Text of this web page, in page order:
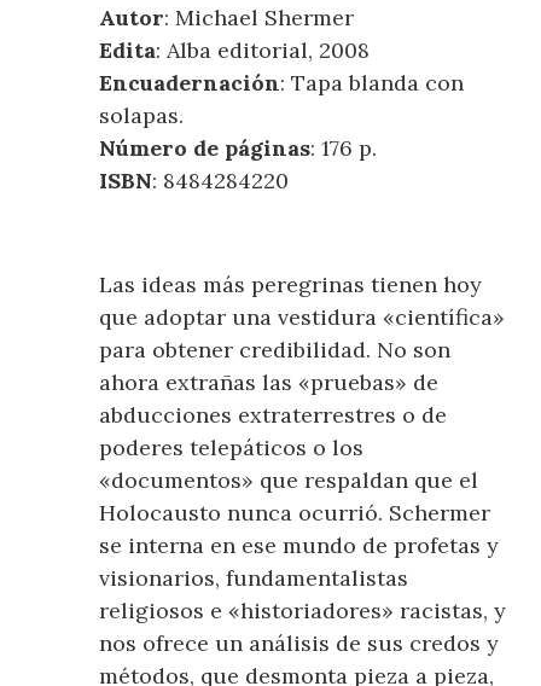
Autor: Michael Shermer
Edita: Alba editorial, 2008
Encuadernación: Tapa blanda con
solapas.
Número de páginas: 176 p.
ISBN: 8484284220
Las ideas más peregrinas tienen hoy
que adoptar una vestidura «científica»
para obtener credibilidad. No son
ahora extrañas las «pruebas» de
abducciones extraterrestres o de
poderes telepáticos o los
«documentos» que respaldan que el
Holocausto nunca ocurrió. Schermer
se interna en ese mundo de profetas y
visionarios, fundamentalistas
religiosos e «historiadores» racistas, y
nos ofrece un análisis de sus credos y
métodos, que desmonta pieza a pieza,